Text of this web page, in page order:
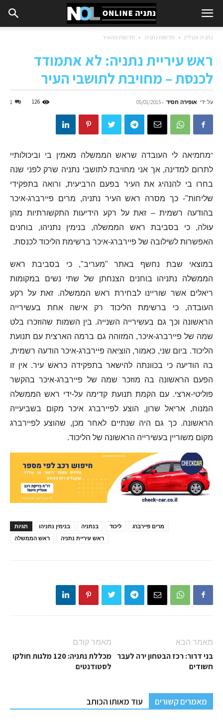
נתניה און ליין חדשות נתניה חדשות מהעיר
ראש עיריית נתניה: לא אתמודד
לכנסת – מחויבת לתושבי העיר
על ידי אופירה חסיד -
05/01/2015
1 126
"מחמיאה לי העובדה שראש הממשלה מאמין בי וביכולותיי
לתרום למדינה, אך אני מחויבת לתושבי נתניה שרק לפני שנה
בחרו בי להנהיג את העיר בפעם הרביעית, ורואה בתפקידי
שליחות"- כך מסרה ראש העיר נתניה, מרים פיירברג-איכר
בהודעה רשמית – זאת על רקע הידיעות התקשורתיות מהן
עולה, כי בסביבת ראש הממשלה, בנימין נתניהו, בוחנים
האפשרות לשילובה של פיירברג-איכר ברשימת הליכוד לכנסת.
במוצאי שבת נחשף באתר "מעריב", כי בסביבת ראש
הממשלה נתניהו בוחנים הצנחתן של שתי נשים במקומות
ריאלים אשר שוריינו לבחירת ראש הממשלה. זאת על רקע
העובדה, כי ברשימת הליכוד רק אישה אחת בעשירייה
הראשונה וכך גם בעשירייה השנייה. בין השמות שהוזכרו בלט
שמה של פיירברג-איכר, המזוהה גם ברמה הארצית עם תנועת
הליכוד. ביום שני, כאמור, הוציאה פיירברג-איכר הודעה רשמית,
בה הודיעה כי בכוונתה להישאר בתפקידה כראש עיר. אין זו
הפעם הראשונה בה מוזכר שמה של פיירברג-איכר בהקשר
פוליטי-ארצי. עם הקמת תנועת קדימה על-ידי ראש הממשלה
המנוח, אריאל שרון, הוצע לפיירברג איכר מקום בשביעייה
הראשונה. כך גם היה שנתיים לאחר מכן, שהוצע לפיירברג
מקום משוריין בעשירייה הראשונה של הליכוד.
תגיות בנימין נתניהו בנתניה ליכוד
מרים פיירברג
ראש הממשלה
ראש עיריית נתניה
מאמר קודם
מכללת נתניה: 120 מלגות חולקו
לסטודנטים
מאמר הבא
בני דרור: רכז הבטחון ירה לעבר
חשודים
מאמרים קשורים עוד מאותו הכותב